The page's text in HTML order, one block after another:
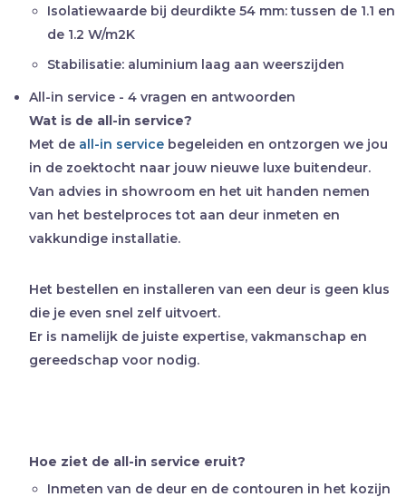
Isolatiewaarde bij deurdikte 54 mm: tussen de 1.1 en
de 1.2 W/m2K
Stabilisatie: aluminium laag aan weerszijden
All-in service - 4 vragen en antwoorden
Wat is de all-in service?
Met de all-in service begeleiden en ontzorgen we jou
in de zoektocht naar jouw nieuwe luxe buitendeur.
Van advies in showroom en het uit handen nemen
van het bestelproces tot aan deur inmeten en
vakkundige installatie.
Het bestellen en installeren van een deur is geen klus
die je even snel zelf uitvoert.
Er is namelijk de juiste expertise, vakmanschap en
gereedschap voor nodig.
Hoe ziet de all-in service eruit?
Inmeten van de deur en de contouren in het kozijn